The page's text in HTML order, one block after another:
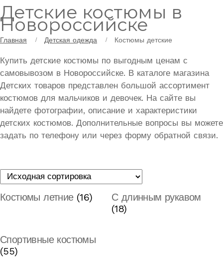
Детские костюмы в
Новороссийске
Главная Детская одежда Костюмы детские
Купить детские костюмы по выгодным ценам с
самовывозом в Новороссийске. В каталоге магазина
Детских товаров представлен большой ассортимент
костюмов для мальчиков и девочек. На сайте вы
найдете фотографии, описание и характеристики
детских костюмов. Дополнительные вопросы вы можете
задать по телефону или через форму обратной связи.
Костюмы летние (16)
С длинным рукавом
(18)
Спортивные костюмы
(55)